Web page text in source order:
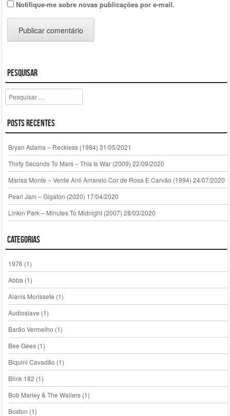
Notifique-me sobre novas publicações por e-mail.
Pesquisar
Pesquisar
Posts Recentes
Bryan Adams – Reckless (1984) 31/05/2021
Thirty Seconds To Mars – This Is War (2009) 22/09/2020
Marisa Monte – Verde Anil Amarelo Cor de Rosa E Carvão (1994) 24/07/2020
Pearl Jam – Gigaton (2020) 17/04/2020
Linkin Park – Minutes To Midnight (2007) 28/03/2020
Categorias
1976 (1)
Abba (1)
Alanis Morissete (1)
Audioslave (1)
Barão Vermelho (1)
Bee Gees(1)
Biquini Cavadão (1)
Blink 182 (1)
Bob Marley & The Wailers(1)
Boston (1)